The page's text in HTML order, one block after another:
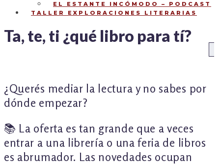
EL ESTANTE INCÓMODO – PODCAST
TALLER EXPLORACIONES LITERARIAS
Ta, te, ti ¿qué libro para tí?
¿Querés mediar la lectura y no sabes por
dónde empezar?
📚 La oferta es tan grande que a veces
entrar a una librería o una feria de libros
es abrumador. Las novedades ocupan
ENTRADAS